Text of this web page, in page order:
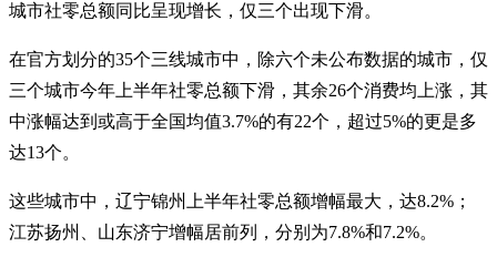
城市社零总额同比呈现增长，仅三个出现下滑。
在官方划分的35个三线城市中，除六个未公布数据的城市，仅
三个城市今年上半年社零总额下滑，其余26个消费均上涨，其
中涨幅达到或高于全国均值3.7%的有22个，超过5%的更是多
达13个。
这些城市中，辽宁锦州上半年社零总额增幅最大，达8.2%；
江苏扬州、山东济宁增幅居前列，分别为7.8%和7.2%。